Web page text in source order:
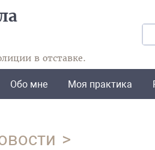
в отставке.
Обо мне Моя практика